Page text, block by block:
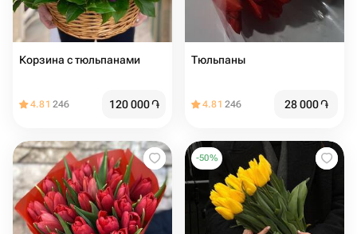
Корзина с тюльпанами
4.81 246 120 000֏
Тюльпаны
4.81 246 28 000֏
-50%